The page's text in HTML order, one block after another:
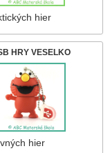
hier
HRY VESELKO
hier